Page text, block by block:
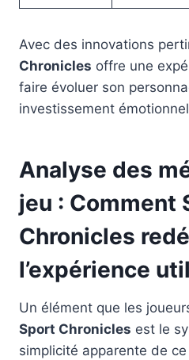
Avec des innovations
Chronicles offre une
faire évoluer son
investissement
Analyse des
jeu : Comment
Chronicles
l’expérience
Un élément que les
Sport Chronicles est le
simplicité apparente de